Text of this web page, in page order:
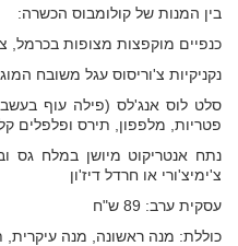
בין המנות של קולומבוס הכשרה:
כנפיים מוקפצות מצופות בכרמל,
נקניקיות צ'וריסוס עגל משובח
סלט לוס אנג'לס (פילה עוף
פטריות, מלפפון, תירס ופלפלים
נתח אנטריקוט מיושן במלח גס
צ'ימיצ'ורי או חרדל דיז'ון
עסקית ערב: 89 ש"ח
כוללת: מנה ראשונה, מנה